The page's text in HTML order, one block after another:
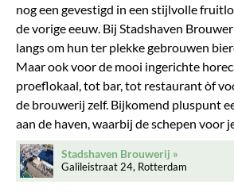
nog een gevestigd in een stijlvolle
de vorige eeuw. Bij Stadshaven
langs om hun ter plekke gebrouwen
Maar ook voor de mooi ingerichte
proeflokaal, tot bar, tot restaurant òf
de brouwerij zelf. Bijkomend pluspunt
aan de haven, waarbij de schepen voor
Stadshaven Brouwerij
Galileistraat 24, Rotterdam